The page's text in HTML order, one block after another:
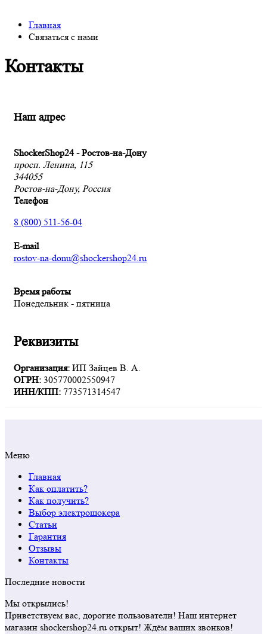
Главная
Связаться с нами
Контакты
Наш адрес
ShockerShop24 - Ростов-на-Дону
просп. Ленина, 115
344055
Ростов-на-Дону, Россия
Телефон
8 (800) 511-56-04
E-mail
rostov-na-donu@shockershop24.ru
Время работы
Понедельник - пятница
Реквизиты
Организация: ИП Зайцев В. А.
ОГРН: 305770002550947
ИНН/КПП: 773571314547
Меню
Главная
Как оплатить?
Как получить?
Выбор электрошокера
Статьи
Гарантия
Отзывы
Контакты
Последние новости
Мы открылись!
Приветствуем вас, дорогие пользователи! Наш интернет
магазин shockershop24.ru открыт! Ждём ваших звонков!